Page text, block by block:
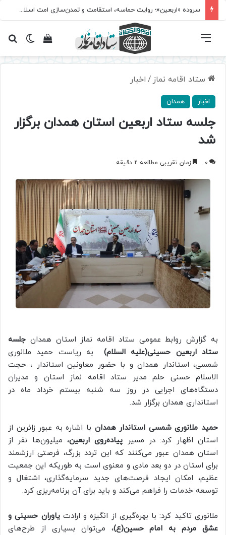
سروده‌ «اربعین»؛ روایت حماسه، استقامت و تمدن‌سازی امت اسلامی
تغییرمشاهده فهرست
ستاد اقامه نماز / اخبار
اخبار همدان
جلسه ستاد اربعین استان همدان برگزار
شد
0 زمان تقریبی مطالعه 2 دقیقه
به گزارش روابط عمومی ستاد اقامه نماز استان همدان جلسه
ستاد اربعین حسینی(علیه السلام) به ریاست حمید ملانوری
شمسی، استاندار همدان و با حضور معاونین استاندار ، حجت
الاسلام حسنی حلم مدیر ستاد اقامه نماز استان و مدیران
دستگاه‌‌های اجرایی در روز سه شنبه بیستم خرداد ماه در
استانداری همدان برگزار شد.
حمید ملانوری شمسی استاندار همدان با اشاره به عبور زائرین از
استان اظهار‌ کرد: در مسیر پیاده‌روی اربعین، میلیون‌ها نفر از
استان همدان عبور می‌کنند که این تردد بزرگ، فرصتی ارزشمند
برای استان در دو بعد مادی و معنوی است به طوریکه این جمعیت
عظیم، امکان ایجاد فرصت‌های جدید سرمایه‌گذاری، اشتغال و
توسعه خدمات را فراهم می‌کند و باید برای آن برنامه‌ریزی کرد.
ملانوری تاکید کرد: با بهره‌گیری از انگیزه و ارادت یاوران حسینی و
عشق مردم به امام حسین(ع)، می‌توان بسیاری از طرح‌های